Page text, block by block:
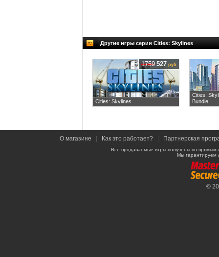
Другие игры серии Cities: Skylines
Cities: Skylines
1759 527 руб
Cities:
Bundle
О магазине Как это работает? Партнерская
Все продаваемые игры получены по
Мы гарантируем
©